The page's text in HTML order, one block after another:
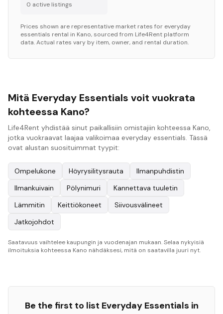
0 active listings
Prices shown are representative market rates for everyday
essentials rental in Kano, sourced from Life4Rent platform
data. Actual rates vary by item, owner, and rental duration.
Mitä Everyday Essentials voit vuokrata
kohteessa Kano?
Life4Rent yhdistää sinut paikallisiin omistajiin kohteessa Kano,
jotka vuokraavat laajaa valikoimaa everyday essentials. Tässä
ovat alustan suosituimmat tyypit:
Ompelukone Höyrysilitysrauta
Ilmanpuhdistin
Ilmankuivain
Pölynimuri
Kannettava tuuletin
Lämmitin
Keittiökoneet
Siivousvälineet
Jatkojohdot
Saatavuus vaihtelee kaupungin ja vuodenajan mukaan. Selaa nykyisiä
ilmoituksia kohteessa Kano nähdäksesi, mitä on saatavilla juuri nyt.
Be the first to list Everyday Essentials in